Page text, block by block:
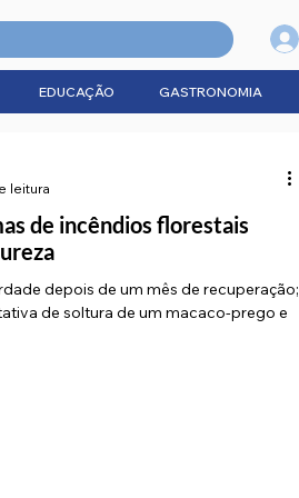
EDUCAÇÃO GASTRONOMIA
de incêndios florestais
depois de um mês de recuperação;
de soltura de um macaco-prego e
leitura